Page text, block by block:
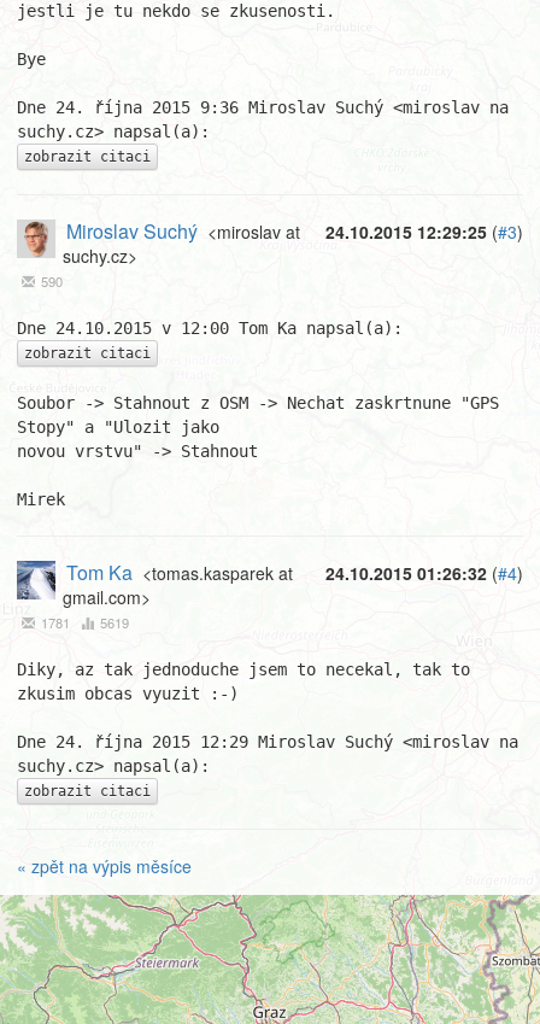
jestli je tu nekdo se zkusenosti.
Bye
Dne 24. října 2015 9:36 Miroslav Suchý <miroslav na
zobrazit citaci
24.10.2015 12:29:25 (#3)
Miroslav Suchý <miroslav at
suchy.cz>
590
zobrazit citaci
Soubor -> Stahnout z OSM -> Nechat zaskrtnune "GPS
Stopy" a "Ulozit jako
novou vrstvu" -> Stahnout
Mirek
24.10.2015 01:26:32 (#4)
Tom Ka <tomas.kasparek at
gmail.com>
1781 5619
Diky, az tak jednoduche jsem to necekal, tak to
zkusim obcas vyuzit :-)
Dne 24. října 2015 12:29 Miroslav Suchý <miroslav na
zobrazit citaci
« zpět na výpis měsíce